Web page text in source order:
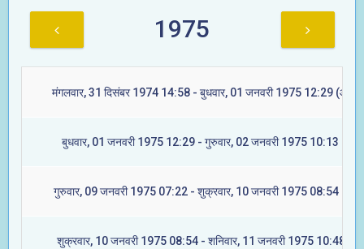
1975
मंगलवार, 31 दिसंबर 1974 14:58 - बुधवार, 01 जनवरी 1975 12:29
बुधवार, 01 जनवरी 1975 12:29 - गुरुवार, 02 जनवरी 1975 10:13 (मघा)
गुरुवार, 09 जनवरी 1975 07:22 - शुक्रवार, 10 जनवरी 1975 08:54
शुक्रवार, 10 जनवरी 1975 08:54 - शनिवार, 11 जनवरी 1975 10:48